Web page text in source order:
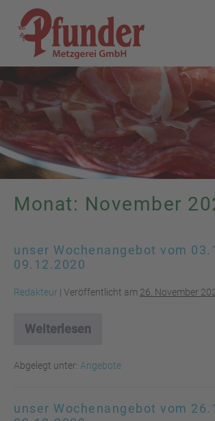
Inhalt
springen
Monat: November
unser Wochenangebot vom
09.12.2020
Redakteur | Veröffentlicht am 26. November
Weiterlesen
unser
vom
03.12
Abgelegt unter: Angebote
unser Wochenangebot vom